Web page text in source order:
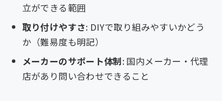
立ができる範囲
取り付けやすさ: DIYで取り組みやすいかどう
か（難易度も明記）
メーカーのサポート体制: 国内メーカー・代理
店があり問い合わせできること